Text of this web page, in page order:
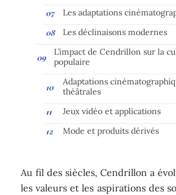
Les adaptations
Les déclinaisons modernes
L’impact de Cendrillon sur la
populaire
Adaptations
théâtrales
Jeux vidéo et applications
Mode et produits dérivés
Au fil des siècles, Cendrillon a
les valeurs et les aspirations des